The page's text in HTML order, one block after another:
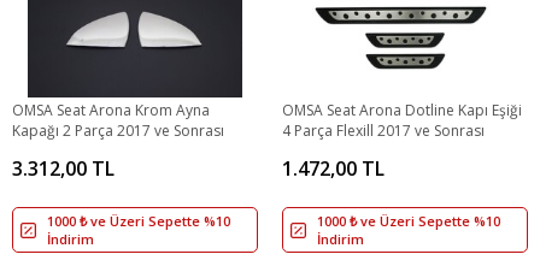
OMSA Seat Arona Krom Ayna
Kapağı 2 Parça 2017 ve Sonrası
3.312,00 TL
1000 ₺ ve Üzeri Sepette %10
İndirim
OMSA Seat Arona Dotline Kapı Eşiği
4 Parça Flexill 2017 ve Sonrası
1.472,00 TL
1000 ₺ ve Üzeri Sepette %10
İndirim